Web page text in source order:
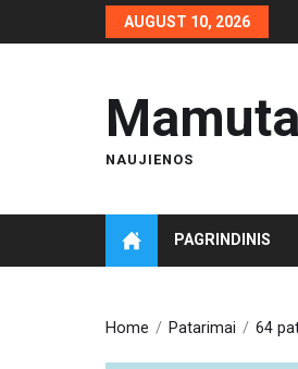
to
AUGUST 10, 2026
NAUJIENOS
PAGRINDINIS
Home Patarimai 64